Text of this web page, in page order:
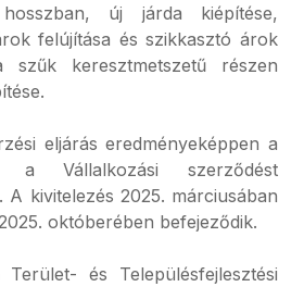
új járda kiépítése,
felújítása és szikkasztó árok
szűk keresztmetszetű részen
eljárás eredményeképpen a
a Vállalkozási szerződést
A kivitelezés 2025. márciusában
októberében befejeződik.
és Településfejlesztési